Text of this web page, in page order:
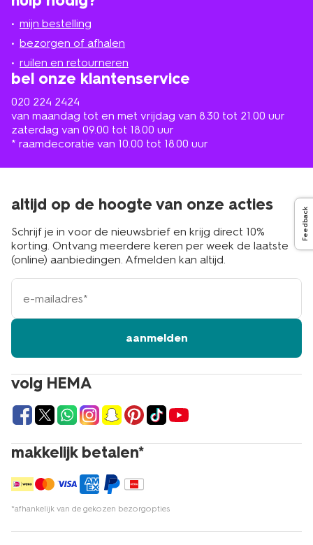
Feedback
mijn bestelling
bezorgen of afhalen
ruilen en retourneren
bel onze klantenservice
020 224 2424
van maandag tot en met vrijdag van 8.30 tot 21.00 uur
zaterdag van 09.00 tot 18.00 uur
* raamdecoratie van 10.00 tot 18.00 uur
in
de
buurt
volg HEMA
makkelijk betalen*
*afhankelijk van de gekozen bezorgopties
altijd op de hoogte van onze acties
Schrijf je in voor de nieuwsbrief en krijg direct 10%
korting. Ontvang meerdere keren per week de laatste
(online) aanbiedingen. Afmelden kan altijd.
e-
mailadres
aanmelden